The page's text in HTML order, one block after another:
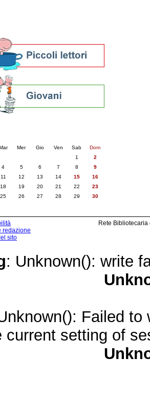
Mer Gio Ven Sab
Dom
1
2
4 5 6 7 8
9
11 12 13 14 15
16
18 19 20 21 22
23
25 26 27 28 29
30
redazione
sito
Rete
: Unknown(): write
Failed
current setting of